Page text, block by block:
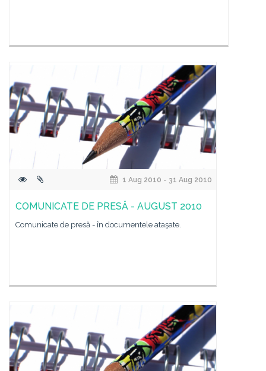
1 Aug 2010 - 31 Aug 2010
COMUNICATE DE PRESĂ - AUGUST 2010
Comunicate de presă - în documentele ataşate.